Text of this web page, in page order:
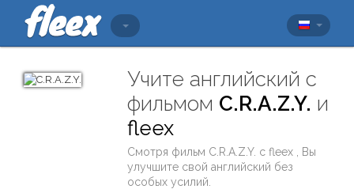
Учите английский с
фильмом C.R.A.Z.Y. и
fleex
Смотря фильм C.R.A.Z.Y. сfleex
, Вы
улучшите свой английский без
особых усилий.